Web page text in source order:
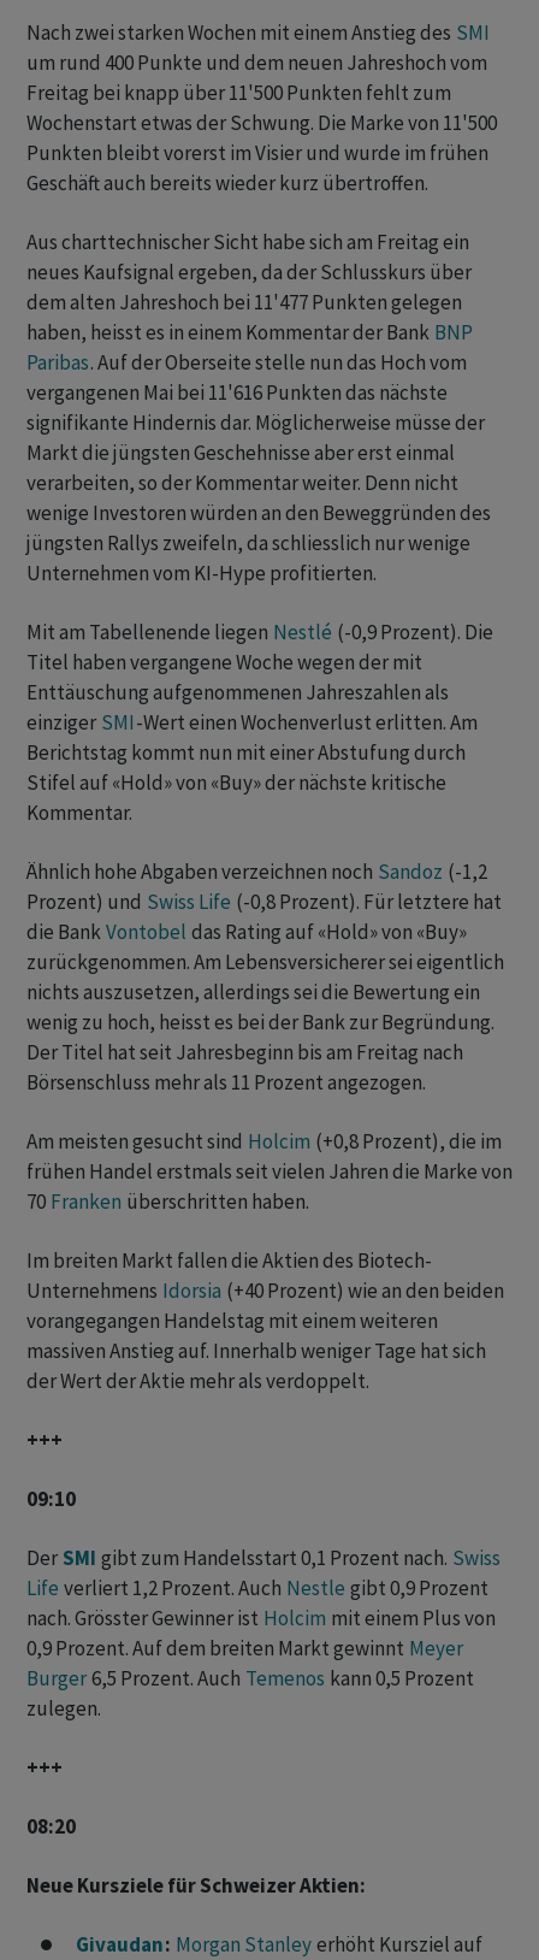
Nach zwei starken Wochen mit einem Anstieg des SMI
um rund 400 Punkte und dem neuen Jahreshoch vom
Freitag bei knapp über 11'500 Punkten fehlt zum
Wochenstart etwas der Schwung. Die Marke von 11'500
Punkten bleibt vorerst im Visier und wurde im frühen
Geschäft auch bereits wieder kurz übertroffen.
Aus charttechnischer Sicht habe sich am Freitag ein
neues Kaufsignal ergeben, da der Schlusskurs über
dem alten Jahreshoch bei 11'477 Punkten gelegen
haben, heisst es in einem Kommentar der Bank BNP
Paribas. Auf der Oberseite stelle nun das Hoch vom
vergangenen Mai bei 11'616 Punkten das nächste
signifikante Hindernis dar. Möglicherweise müsse der
Markt die jüngsten Geschehnisse aber erst einmal
verarbeiten, so der Kommentar weiter. Denn nicht
wenige Investoren würden an den Beweggründen des
jüngsten Rallys zweifeln, da schliesslich nur wenige
Unternehmen vom KI-Hype profitierten.
Mit am Tabellenende liegen Nestlé (-0,9 Prozent). Die
Titel haben vergangene Woche wegen der mit
Enttäuschung aufgenommenen Jahreszahlen als
einziger SMI-Wert einen Wochenverlust erlitten. Am
Berichtstag kommt nun mit einer Abstufung durch
Stifel auf «Hold» von «Buy» der nächste kritische
Kommentar.
Ähnlich hohe Abgaben verzeichnen noch Sandoz (-1,2
Prozent) und Swiss Life (-0,8 Prozent). Für letztere hat
die BankVontobel das Rating auf «Hold» von «Buy»
zurückgenommen. Am Lebensversicherer sei eigentlich
nichts auszusetzen, allerdings sei die Bewertung ein
wenig zu hoch, heisst es bei der Bank zur Begründung.
Der Titel hat seit Jahresbeginn bis am Freitag nach
Börsenschluss mehr als 11 Prozent angezogen.
Am meisten gesucht sind Holcim (+0,8 Prozent), die im
frühen Handel erstmals seit vielen Jahren die Marke von
70 Franken überschritten haben.
Im breiten Markt fallen die Aktien des Biotech-
Unternehmens Idorsia (+40 Prozent) wie an den beiden
vorangegangen Handelstag mit einem weiteren
massiven Anstieg auf. Innerhalb weniger Tage hat sich
der Wert der Aktie mehr als verdoppelt.
+++
09:10
Der SMI gibt zum Handelsstart 0,1 Prozent nach. Swiss
Life verliert 1,2 Prozent. Auch Nestle gibt 0,9 Prozent
nach. Grösster Gewinner ist Holcim mit einem Plus von
0,9 Prozent. Auf dem breiten Markt gewinnt Meyer
Burger6,5 Prozent. Auch Temenos kann 0,5 Prozent
zulegen.
+++
08:20
Neue Kursziele für Schweizer Aktien:
Givaudan: Morgan Stanleyerhöht Kursziel auf